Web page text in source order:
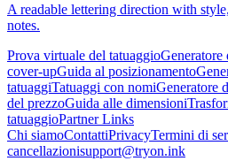
A readable lettering direction with
notes.
Prova virtuale del tatuaggio
cover-upGuida al posizionamento
tatuaggiTatuaggi con nomiGeneratore
del prezzoGuida alle dimensioni
tatuaggioPartner Links
Chi siamoContattiPrivacyTermini di
cancellazionisupport@tryon.ink